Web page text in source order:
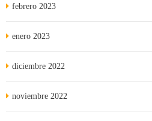
febrero 2023
enero 2023
diciembre 2022
noviembre 2022